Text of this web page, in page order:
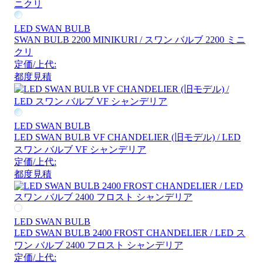
LED SWAN BULB
SWAN BULB 2200 MINIKURI / スワン バルブ 2200 ミニ
クリ
定価/上代:
都度見積
LED SWAN BULB
LED SWAN BULB VF CHANDELIER (旧モデル) / LED
スワン バルブ VF シャンデリア
定価/上代:
都度見積
LED SWAN BULB
LED SWAN BULB 2400 FROST CHANDELIER / LED ス
ワン バルブ 2400 フロスト シャンデリア
定価/上代: